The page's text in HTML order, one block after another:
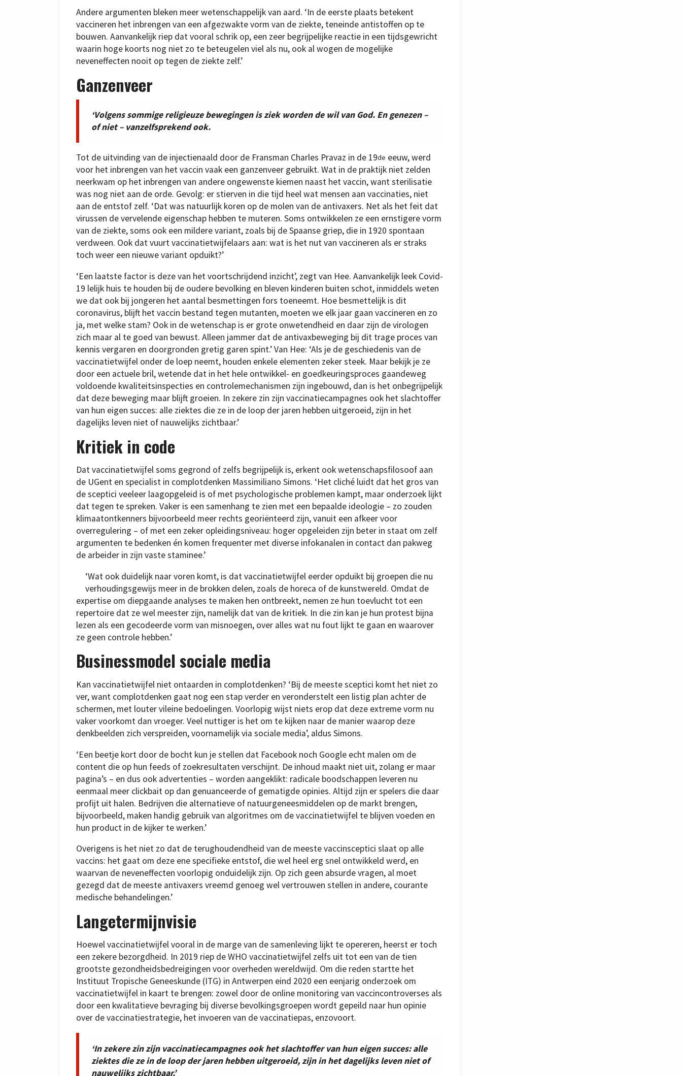
Andere argumenten bleken meer wetenschappelijk van aard. ‘In de eerste plaats betekent
vaccineren het inbrengen van een afgezwakte vorm van de ziekte, teneinde antistoffen op te
bouwen. Aanvankelijk riep dat vooral schrik op, een zeer begrijpelijke reactie in een tijdsgewricht
waarin hoge koorts nog niet zo te beteugelen viel als nu, ook al wogen de mogelijke
neveneffecten nooit op tegen de ziekte zelf.’
Ganzenveer
‘Volgens sommige religieuze bewegingen is ziek worden de wil van God. En genezen –
of niet – vanzelfsprekend ook.
Tot de uitvinding van de injectienaald door de Fransman Charles Pravaz in de 19de eeuw, werd
voor het inbrengen van het vaccin vaak een ganzenveer gebruikt. Wat in de praktijk niet zelden
neerkwam op het inbrengen van andere ongewenste kiemen naast het vaccin, want sterilisatie
was nog niet aan de orde. Gevolg: er stierven in die tijd heel wat mensen aan vaccinaties, niet
aan de entstof zelf. ‘Dat was natuurlijk koren op de molen van de antivaxers. Net als het feit dat
virussen de vervelende eigenschap hebben te muteren. Soms ontwikkelen ze een ernstigere vorm
van de ziekte, soms ook een mildere variant, zoals bij de Spaanse griep, die in 1920 spontaan
verdween. Ook dat vuurt vaccinatietwijfelaars aan: wat is het nut van vaccineren als er straks
toch weer een nieuwe variant opduikt?’
‘Een laatste factor is deze van het voortschrijdend inzicht’, zegt van Hee. Aanvankelijk leek Covid-
19 lelijk huis te houden bij de oudere bevolking en bleven kinderen buiten schot, inmiddels weten
we dat ook bij jongeren het aantal besmettingen fors toeneemt. Hoe besmettelijk is dit
coronavirus, blijft het vaccin bestand tegen mutanten, moeten we elk jaar gaan vaccineren en zo
ja, met welke stam? Ook in de wetenschap is er grote onwetendheid en daar zijn de virologen
zich maar al te goed van bewust. Alleen jammer dat de antivaxbeweging bij dit trage proces van
kennis vergaren en doorgronden gretig garen spint.’ Van Hee: ‘Als je de geschiedenis van de
vaccinatietwijfel onder de loep neemt, houden enkele elementen zeker steek. Maar bekijk je ze
door een actuele bril, wetende dat in het hele ontwikkel- en goedkeuringsproces gaandeweg
voldoende kwaliteitsinspecties en controlemechanismen zijn ingebouwd, dan is het onbegrijpelijk
dat deze beweging maar blijft groeien. In zekere zin zijn vaccinatiecampagnes ook het slachtoffer
van hun eigen succes: alle ziektes die ze in de loop der jaren hebben uitgeroeid, zijn in het
dagelijks leven niet of nauwelijks zichtbaar.’
Kritiek in code
Dat vaccinatietwijfel soms gegrond of zelfs begrijpelijk is, erkent ook wetenschapsfilosoof aan
de UGent en specialist in complotdenken Massimiliano Simons. ‘Het cliché luidt dat het gros van
de sceptici veeleer laagopgeleid is of met psychologische problemen kampt, maar onderzoek lijkt
dat tegen te spreken. Vaker is een samenhang te zien met een bepaalde ideologie – zo zouden
klimaatontkenners bijvoorbeeld meer rechts georiënteerd zijn, vanuit een afkeer voor
overregulering – of met een zeker opleidingsniveau: hoger opgeleiden zijn beter in staat om zelf
argumenten te bedenken én komen frequenter met diverse infokanalen in contact dan pakweg
de arbeider in zijn vaste staminee.’
‘Wat ook duidelijk naar voren komt, is dat vaccinatietwijfel eerder opduikt bij groepen die nu
verhoudingsgewijs meer in de brokken delen, zoals de horeca of de kunstwereld. Omdat de
expertise om diepgaande analyses te maken hen ontbreekt, nemen ze hun toevlucht tot een
repertoire dat ze wel meester zijn, namelijk dat van de kritiek. In die zin kan je hun protest bijna
lezen als een gecodeerde vorm van misnoegen, over alles wat nu fout lijkt te gaan en waarover
ze geen controle hebben.’
Businessmodel sociale media
Kan vaccinatietwijfel niet ontaarden in complotdenken? ‘Bij de meeste sceptici komt het niet zo
ver, want complotdenken gaat nog een stap verder en veronderstelt een listig plan achter de
schermen, met louter vileine bedoelingen. Voorlopig wijst niets erop dat deze extreme vorm nu
vaker voorkomt dan vroeger. Veel nuttiger is het om te kijken naar de manier waarop deze
denkbeelden zich verspreiden, voornamelijk via sociale media’, aldus Simons.
‘Een beetje kort door de bocht kun je stellen dat Facebook noch Google echt malen om de
content die op hun feeds of zoekresultaten verschijnt. De inhoud maakt niet uit, zolang er maar
pagina’s – en dus ook advertenties – worden aangeklikt: radicale boodschappen leveren nu
eenmaal meer clickbait op dan genuanceerde of gematigde opinies. Altijd zijn er spelers die daar
profijt uit halen. Bedrijven die alternatieve of natuurgeneesmiddelen op de markt brengen,
bijvoorbeeld, maken handig gebruik van algoritmes om de vaccinatietwijfel te blijven voeden en
hun product in de kijker te werken.’
Overigens is het niet zo dat de terughoudendheid van de meeste vaccinsceptici slaat op alle
vaccins: het gaat om deze ene specifieke entstof, die wel heel erg snel ontwikkeld werd, en
waarvan de neveneffecten voorlopig onduidelijk zijn. Op zich geen absurde vragen, al moet
gezegd dat de meeste antivaxers vreemd genoeg wel vertrouwen stellen in andere, courante
medische behandelingen.’
Langetermijnvisie
Hoewel vaccinatietwijfel vooral in de marge van de samenleving lijkt te opereren, heerst er toch
een zekere bezorgdheid. In 2019 riep de WHO vaccinatietwijfel zelfs uit tot een van de tien
grootste gezondheidsbedreigingen voor overheden wereldwijd. Om die reden startte het
Instituut Tropische Geneeskunde (ITG) in Antwerpen eind 2020 een eenjarig onderzoek om
vaccinatietwijfel in kaart te brengen: zowel door de online monitoring van vaccincontroverses als
door een kwalitatieve bevraging bij diverse bevolkingsgroepen wordt gepeild naar hun opinie
over de vaccinatiestrategie, het invoeren van de vaccinatiepas, enzovoort.
‘In zekere zin zijn vaccinatiecampagnes ook het slachtoffer van hun eigen succes: alle
ziektes die ze in de loop der jaren hebben uitgeroeid, zijn in het dagelijks leven niet of
nauwelijks zichtbaar.’